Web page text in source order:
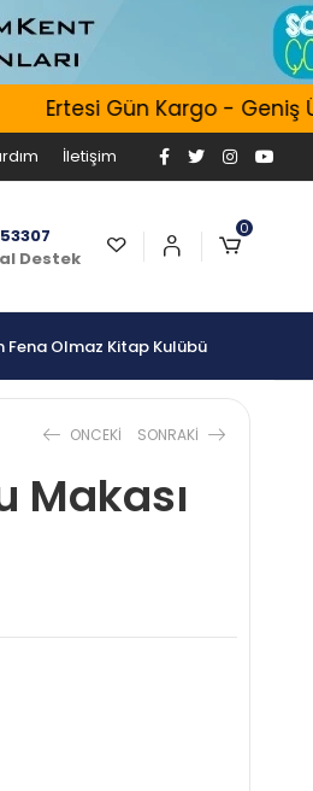
Ertesi Gün Kargo - Geniş
İletişim
Destek
0
Fena Olmaz Kitap Kulübü
ONCEKI SONRAKI
Makası